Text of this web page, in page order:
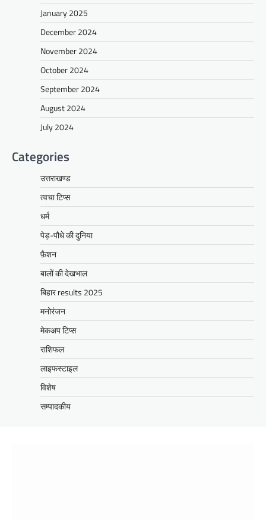
January 2025
December 2024
November 2024
October 2024
September 2024
August 2024
July 2024
Categories
उत्तराखण्ड
त्वचा टिप्स
धर्म
पेड़-पौधे की दुनिया
फ़ैशन
बालों की देखभाल
बिहार results 2025
मनोरंजन
मेकअप टिप्स
राशिफल
लाइफस्टाइल
विशेष
सम्पादकीय